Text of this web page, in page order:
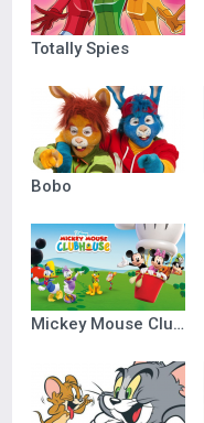
Totally Spies
Bobo
Mickey Mouse Clubhuis